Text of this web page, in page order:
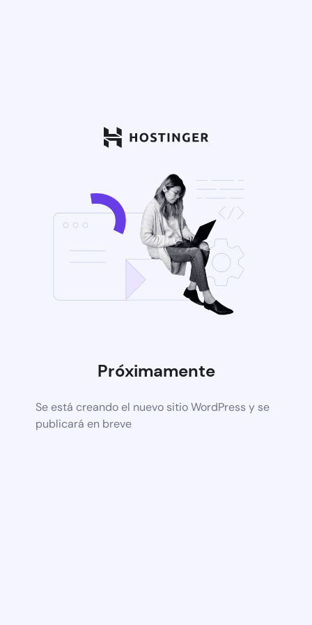
Próximamente
Se está creando el nuevo sitio WordPress y se
publicará en breve